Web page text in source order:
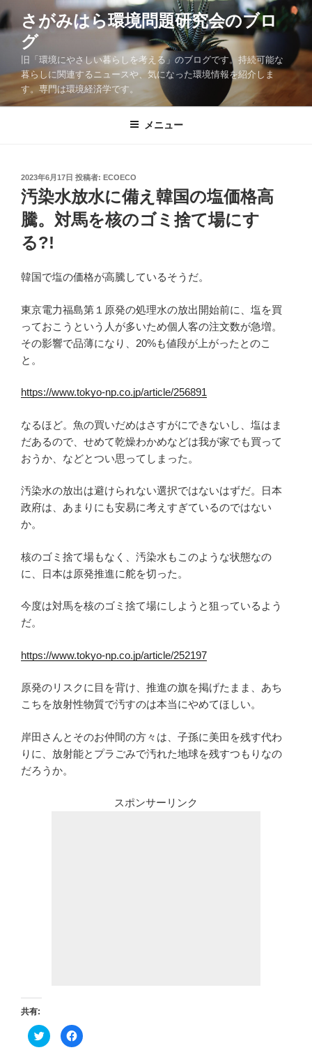
コ
ン
ツ
ス
さがみはら環境問題研究会のブロ
グ
旧「環境にやさしい暮らしを考える」のブログです。持続可能な
暮らしに関連するニュースや、気になった環境情報を紹介しま
す。専門は環境経済学です。
メニュー
投
稿
日:
2023年6月17日 投稿者: ECOECO
汚染水放水に備え韓国の塩価格高
騰。対馬を核のゴミ捨て場にす
る?!
韓国で塩の価格が高騰しているそうだ。
東京電力福島第１原発の処理水の放出開始前に、塩を買
っておこうという人が多いため個人客の注文数が急増。
その影響で品薄になり、20%も値段が上がったとのこ
と。
https://www.tokyo-np.co.jp/article/256891
なるほど。魚の買いだめはさすがにできないし、塩はま
だあるので、せめて乾燥わかめなどは我が家でも買って
おうか、などとつい思ってしまった。
汚染水の放出は避けられない選択ではないはずだ。日本
政府は、あまりにも安易に考えすぎているのではない
か。
核のゴミ捨て場もなく、汚染水もこのような状態なの
に、日本は原発推進に舵を切った。
今度は対馬を核のゴミ捨て場にしようと狙っているよう
だ。
https://www.tokyo-np.co.jp/article/252197
原発のリスクに目を背け、推進の旗を掲げたまま、あち
こちを放射性物質で汚すのは本当にやめてほしい。
岸田さんとそのお仲間の方々は、子孫に美田を残す代わ
りに、放射能とプラごみで汚れた地球を残すつもりなの
だろうか。
スポンサーリンク
共有:
ク
リ
F
a